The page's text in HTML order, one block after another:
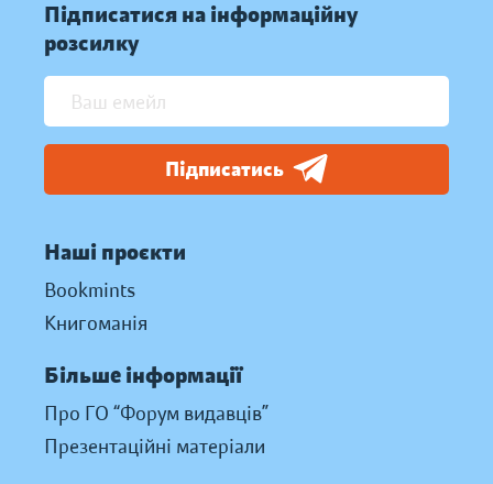
Підписатися на інформаційну
розсилку
Підписатись
Наші проєкти
Bookmints
Книгоманія
Більше інформації
Про ГО “Форум видавців”
Презентаційні матеріали